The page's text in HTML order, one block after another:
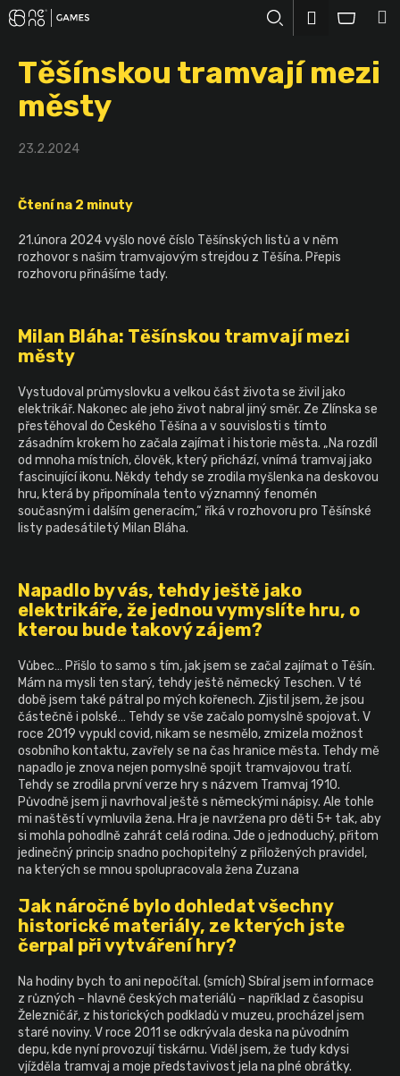
Přejít
na
Hledat
Přihlášení
košík
Těšínskou tramvají mezi
městy
23.2.2024
Čtení na 2 minuty
21.února 2024 vyšlo nové číslo Těšínských listů a v něm
rozhovor s našim tramvajovým strejdou z Těšína. Přepis
rozhovoru přinášíme tady.
Milan Bláha: Těšínskou tramvají mezi
městy
Vystudoval průmyslovku a velkou část života se živil jako
elektrikář. Nakonec ale jeho život nabral jiný směr. Ze Zlínska se
přestěhoval do Českého Těšína a v souvislosti s tímto
zásadním krokem ho začala zajímat i historie města. „Na rozdíl
od mnoha místních, člověk, který přichází, vnímá tramvaj jako
fascinující ikonu. Někdy tehdy se zrodila myšlenka na deskovou
hru, která by připomínala tento významný fenomén
současným i dalším generacím,“ říká v rozhovoru pro Těšínské
listy padesátiletý Milan Bláha.
Napadlo by vás, tehdy ještě jako
elektrikáře, že jednou vymyslíte hru, o
kterou bude takový zájem?
Vůbec… Přišlo to samo s tím, jak jsem se začal zajímat o Těšín.
Mám na mysli ten starý, tehdy ještě německý Teschen. V té
době jsem také pátral po mých kořenech. Zjistil jsem, že jsou
částečně i polské… Tehdy se vše začalo pomyslně spojovat. V
roce 2019 vypukl covid, nikam se nesmělo, zmizela možnost
osobního kontaktu, zavřely se na čas hranice města. Tehdy mě
napadlo je znova nejen pomyslně spojit tramvajovou tratí.
Tehdy se zrodila první verze hry s názvem Tramvaj 1910.
Původně jsem ji navrhoval ještě s německými nápisy. Ale tohle
mi naštěstí vymluvila žena. Hra je navržena pro děti 5+ tak, aby
si mohla pohodlně zahrát celá rodina. Jde o jednoduchý, přitom
jedinečný princip snadno pochopitelný z přiložených pravidel,
na kterých se mnou spolupracovala žena Zuzana
Jak náročné bylo dohledat všechny
historické materiály, ze kterých jste
čerpal při vytváření hry?
Na hodiny bych to ani nepočítal. (smích) Sbíral jsem informace
z různých – hlavně českých materiálů – například z časopisu
Železničář, z historických podkladů v muzeu, procházel jsem
staré noviny. V roce 2011 se odkrývala deska na původním
depu, kde nyní provozují tiskárnu. Viděl jsem, že tudy kdysi
vjížděla tramvaj a moje představivost jela na plné obrátky.
K
o
C
o
p
t
ř
e
b
u
e
t
n
a
j
í
t
?
HLEDAT